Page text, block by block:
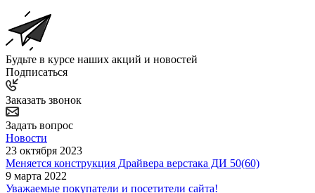
Будьте в курсе наших акций и новостей
Подписаться
Заказать звонок
Задать вопрос
Новости
23 октября 2023
Меняется конструкция Драйвера верстака ДИ 50(60)
9 марта 2022
Уважаемые покупатели и посетители сайта!